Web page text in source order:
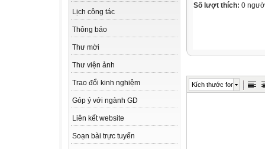
Lịch công tác
Thông báo
Thư mời
Thư viện ảnh
Trao đổi kinh nghiệm
Góp ý với ngành GD
Liên kết website
Soạn bài trực tuyến
Số lượt thích: 0
Kích thước font